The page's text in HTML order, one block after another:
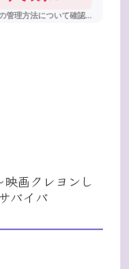
画クレヨンし
バイバ